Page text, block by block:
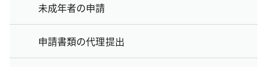
未成年者の申請
申請書類の代理提出